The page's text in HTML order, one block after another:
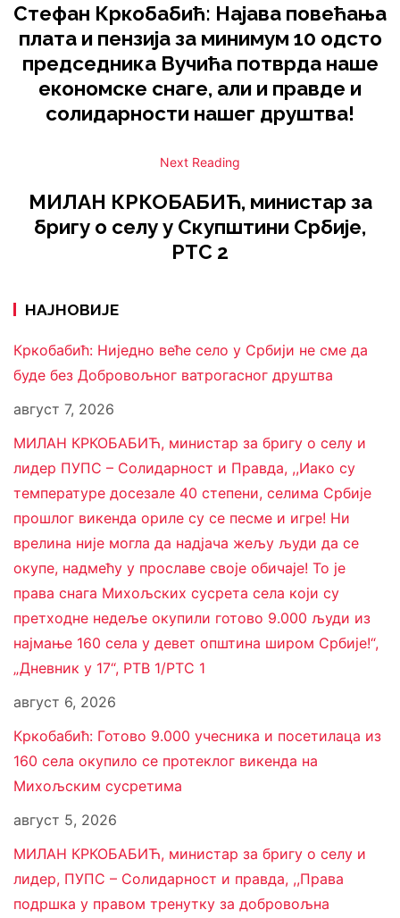
Стефан Кркобабић: Најава повећања
плата и пензија за минимум 10 одсто
председника Вучића потврда наше
економске снаге, али и правде и
солидарности нашег друштва!
Next Reading
МИЛАН КРКОБАБИЋ, министар за
бригу о селу у Скупштини Србије,
РТС 2
НАЈНОВИЈЕ
Кркобабић: Ниједно веће село у Србији не сме да
буде без Добровољног ватрогасног друштва
август 7, 2026
МИЛАН КРКОБАБИЋ, министар за бригу о селу и
лидер ПУПС – Солидарност и Правда, ,,Иако су
температуре досезале 40 степени, селима Србије
прошлог викенда ориле су се песме и игре! Ни
врелина није могла да надјача жељу људи да се
окупе, надмећу у прославе своје обичаје! То је
права снага Михољских сусрета села који су
претходне недеље окупили готово 9.000 људи из
најмање 160 села у девет општина широм Србије!“,
„Дневник у 17“, РТВ 1/РТС 1
август 6, 2026
Кркобабић: Готово 9.000 учесника и посетилаца из
160 села окупило се протеклог викенда на
Михољским сусретима
август 5, 2026
МИЛАН КРКОБАБИЋ, министар за бригу о селу и
лидер, ПУПС – Солидарност и правда, ,,Права
подршка у правом тренутку за добровољна